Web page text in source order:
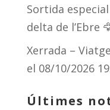
Sortida especial
delta de l’Ebre
Xerrada –
el 08/10/2026
Últimes